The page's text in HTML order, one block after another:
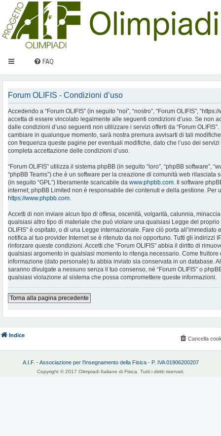
FAQ
Forum OLIFIS - Condizioni d’uso
Accedendo a “Forum OLIFIS” (in seguito “noi”, “nostro”, “Forum OLIFIS”,
accetta di essere vincolato legalmente alle seguenti condizioni d’uso. Se non
dalle condizioni d’uso seguenti non utilizzare i servizi offerti da “Forum
cambiare in qualunque momento, sarà nostra premura avvisarti di tali
con frequenza queste pagine per eventuali modifiche, dato che l’uso dei servizi
completa accettazione delle condizioni d’uso.
“Forum OLIFIS” utilizza il sistema phpBB (in seguito “loro”, “phpBB software”,
“phpBB Teams”) che è un software per la creazione di comunità web rilasciata
(in seguito “GPL”) liberamente scaricabile da www.phpbb.com. Il software
internet; phpBB Limited non è responsabile dei contenuti e della gestione. Per
https://www.phpbb.com.
Accetti di non inviare alcun tipo di offesa, oscenità, volgarità, calunnia,
qualsiasi altro tipo di materiale che può violare una qualsiasi Legge del proprio
OLIFIS” è ospitato, o di una Legge internazionale. Fare ciò porta
notifica al tuo provider Internet se è ritenuto da noi opportuno. Tutti gli indirizzi
rinforzare queste condizioni. Accetti che “Forum OLIFIS” abbia il diritto di
qualsiasi argomento in qualsiasi momento lo ritenga necessario. Come
informazione (dato personale) tu abbia inviato sia conservata in un database.
saranno divulgate a nessuno senza il tuo consenso, né “Forum OLIFIS” o
qualsiasi violazione al sistema che possa compromettere queste informazioni.
Torna alla pagina precedente
Indice
Cancella
A.I.F. - Associazione per l'Insegnamento della Fisica - P. IVA 01906200207
Copyright © 2017 Olimpiadi Italiane di Fisica. Tutti i diritti riservati.